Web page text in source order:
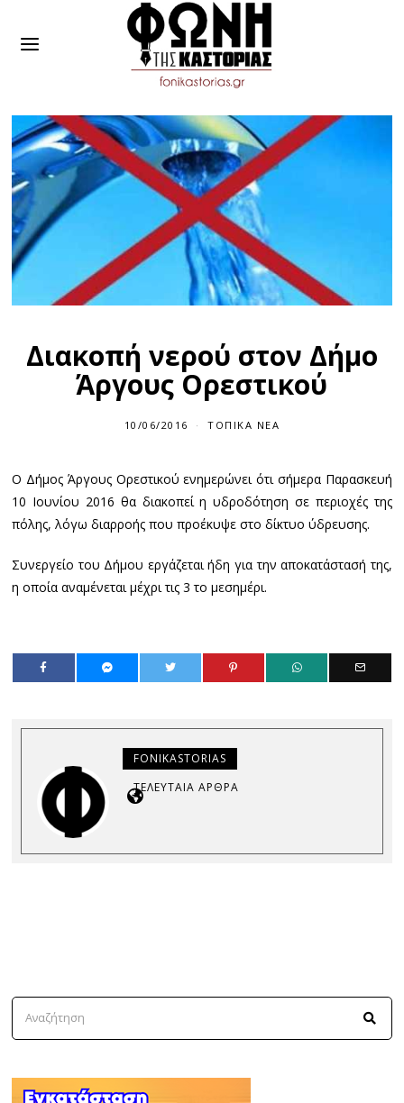
Διακοπή νερού στον Δήμο
Άργους Ορεστικού
10/06/2016 ΤΟΠΙΚΆ ΝΈΑ
Ο Δήμος Άργους Ορεστικού ενημερώνει ότι σήμερα Παρασκευή
10 Ιουνίου 2016 θα διακοπεί η υδροδότηση σε περιοχές της
πόλης, λόγω διαρροής που προέκυψε στο δίκτυο ύδρευσης.
Συνεργείο του Δήμου εργάζεται ήδη για την αποκατάστασή της,
η οποία αναμένεται μέχρι τις 3 το μεσημέρι.
FONIKASTORIAS
ΤΕΛΕΥΤΑΊΑ ΆΡΘΡΑ